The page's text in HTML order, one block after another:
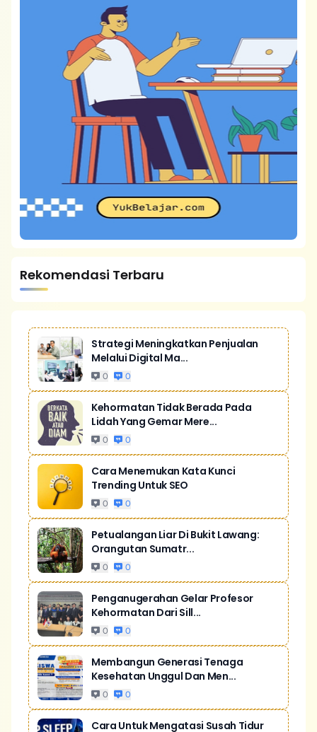
Rekomendasi Terbaru
Strategi Meningkatkan Penjualan
Melalui Digital Ma...
0 0
Kehormatan Tidak Berada Pada
Lidah Yang Gemar Mere...
0 0
Cara Menemukan Kata Kunci
Trending Untuk SEO
0 0
Petualangan Liar Di Bukit Lawang:
Orangutan Sumatr...
0 0
Penganugerahan Gelar Profesor
Kehormatan Dari Sill...
0 0
Membangun Generasi Tenaga
Kesehatan Unggul Dan Men...
0 0
Cara Untuk Mengatasi Susah Tidur